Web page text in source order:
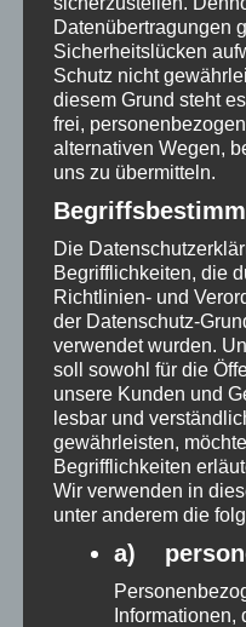
Veronika
Wurzelklang
Datenübertragungen
Sicherheitslücken
Schutz nicht
diesem Grund steht
frei,
alternativen Wegen,
uns zu übermitteln.
Die
Begrifflichkeiten, die
Richtlinien- und
der Datenschutz-
verwendet wurden.
soll sowohl für die
unsere Kunden und
lesbar und
gewährleisten,
Begrifflichkeiten
Wir verwenden in
unter anderem die
a)